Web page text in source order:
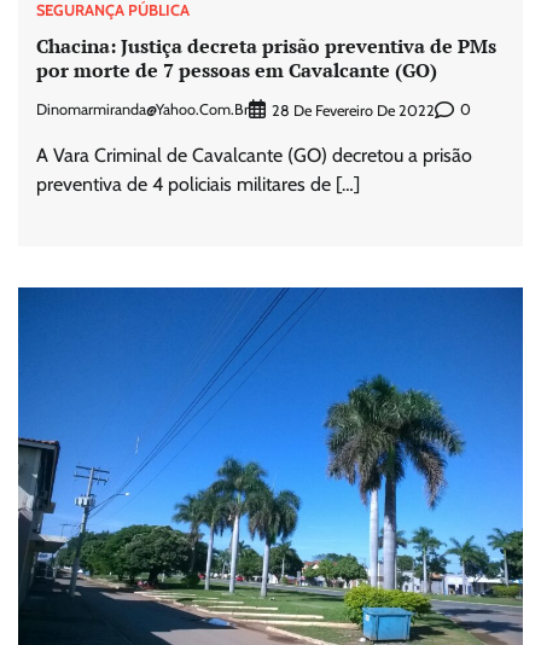
SEGURANÇA PÚBLICA
Chacina: Justiça decreta prisão preventiva de PMs
por morte de 7 pessoas em Cavalcante (GO)
Dinomarmiranda@yahoo.com.br 28 De Fevereiro De 2022 0
A Vara Criminal de Cavalcante (GO) decretou a prisão
preventiva de 4 policiais militares de […]